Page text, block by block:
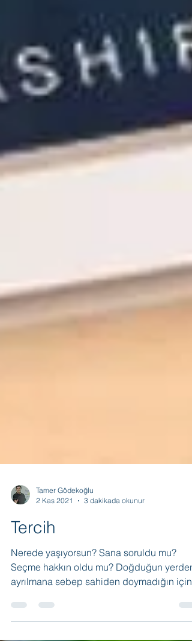
Tamer Gödekoğlu
Tercih
Nerede yaşıyorsun? Sana soruldu mu?
Seçme hakkın oldu mu? Doğduğun yerden
ayrılmana sebep sahiden doymadığın için